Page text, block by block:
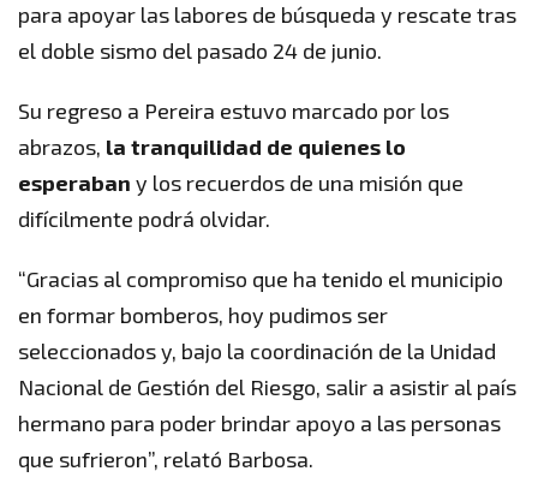
para apoyar las labores de búsqueda y rescate tras
el doble sismo del pasado 24 de junio.
Su regreso a Pereira estuvo marcado por los
abrazos, la tranquilidad de quienes lo
esperaban y los recuerdos de una misión que
difícilmente podrá olvidar.
“Gracias al compromiso que ha tenido el municipio
en formar bomberos, hoy pudimos ser
seleccionados y, bajo la coordinación de la Unidad
Nacional de Gestión del Riesgo, salir a asistir al país
hermano para poder brindar apoyo a las personas
que sufrieron”, relató Barbosa.